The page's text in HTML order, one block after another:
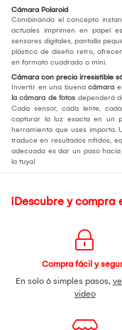
Cámara Polaroid
Combinando el concepto
actuales imprimen en papel
sensores digitales, pantalla
plástico de diseño retro,
en formato cuadrado o mini.
Cámara con precio irresistible
Invertir en una buena cámara
la cámara de fotos dependerá
Cada sensor, cada lente,
capturar la luz exacta en un
herramienta que uses importa.
traduce en resultados nítidos,
adecuada es dar un paso
la tuya!
¡Descubre y compra
Compra fácil y
En solo 6 simples pasos,
video